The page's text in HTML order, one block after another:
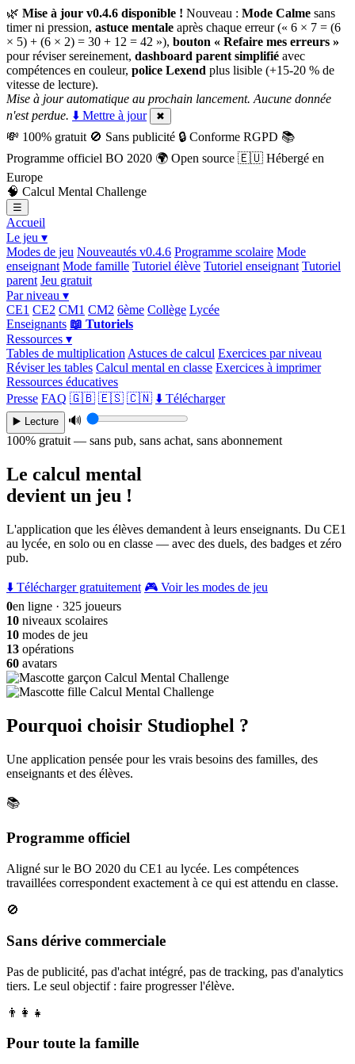
🌿 Mise à jour v0.4.6 disponible ! Nouveau : Mode Calme sans
timer ni pression, astuce mentale après chaque erreur (« 6 × 7 = (6
× 5) + (6 × 2) = 30 + 12 = 42 »), bouton « Refaire mes erreurs »
pour réviser sereinement, dashboard parent simplifié avec
compétences en couleur, police Lexend plus lisible (+15-20 % de
vitesse de lecture).
Mise à jour automatique au prochain lancement. Aucune donnée
n'est perdue. ⬇️ Mettre à jour ✖
💸 100% gratuit 🚫 Sans publicité 🔒 Conforme RGPD 📚
Programme officiel BO 2020 🌍 Open source 🇪🇺 Hébergé en
Europe
🧠 Calcul Mental Challenge
☰
Accueil
Le jeu ▾
Modes de jeu Nouveautés v0.4.6 Programme scolaire Mode
enseignant Mode famille Tutoriel élève Tutoriel enseignant Tutoriel
parent Jeu gratuit
Par niveau ▾
CE1 CE2 CM1 CM2 6ème Collège Lycée
Enseignants 📖 Tutoriels
Ressources ▾
Tables de multiplication Astuces de calcul Exercices par niveau
Réviser les tables Calcul mental en classe Exercices à imprimer
Ressources éducatives
Presse FAQ 🇬🇧 🇪🇸 🇨🇳 ⬇️ Télécharger
▶️ Lecture
🔊
100% gratuit — sans pub, sans achat, sans abonnement
Le calcul mental
devient un jeu !
L'application que les élèves demandent à leurs enseignants. Du CE1
au lycée, en solo ou en classe — avec des duels, des badges et zéro
pub.
⬇️ Télécharger gratuitement 🎮 Voir les modes de jeu
0en ligne · 325 joueurs
10 niveaux scolaires
10 modes de jeu
13 opérations
60 avatars
Pourquoi choisir Studiophel ?
Une application pensée pour les vrais besoins des familles, des
enseignants et des élèves.
📚
Programme officiel
Aligné sur le BO 2020 du CE1 au lycée. Les compétences
travaillées correspondent exactement à ce qui est attendu en classe.
🚫
Sans dérive commerciale
Pas de publicité, pas d'achat intégré, pas de tracking, pas d'analytics
tiers. Le seul objectif : faire progresser l'élève.
👨‍👩‍👧
Pour toute la famille